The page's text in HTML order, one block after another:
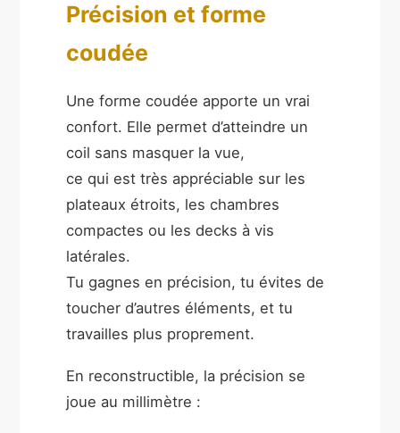
Précision et forme
coudée
Une forme coudée apporte un vrai
confort. Elle permet d’atteindre un
coil sans masquer la vue,
ce qui est très appréciable sur les
plateaux étroits, les chambres
compactes ou les decks à vis
latérales.
Tu gagnes en précision, tu évites de
toucher d’autres éléments, et tu
travailles plus proprement.
En reconstructible, la précision se
joue au millimètre :